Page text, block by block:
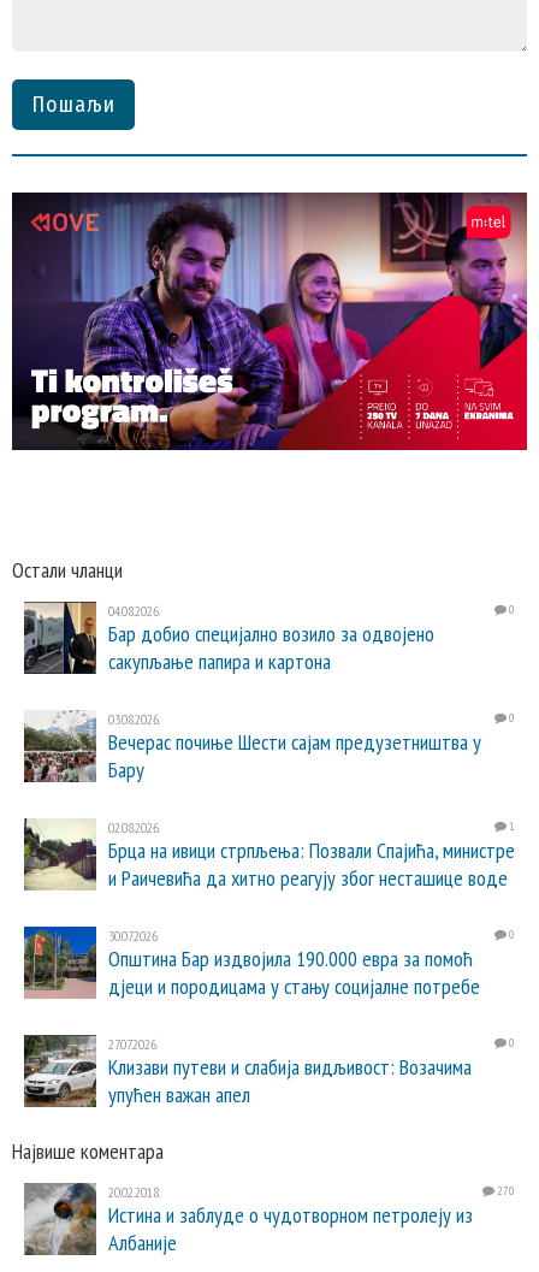
Пошаљи
Остали чланци
04.08.2026. 0
Бар добио специјално возило за одвојено
сакупљање папира и картона
03.08.2026. 0
Вечерас почиње Шести сајам предузетништва у
Бару
02.08.2026. 1
Брца на ивици стрпљења: Позвали Спајића, министре
и Раичевића да хитно реагују због несташице воде
30.07.2026. 0
Општина Бар издвојила 190.000 евра за помоћ
дјеци и породицама у стању социјалне потребе
27.07.2026. 0
Клизави путеви и слабија видљивост: Возачима
упућен важан апел
Највише коментара
20.02.2018. 270
Истина и заблуде о чудотворном петролеју из
Албаније